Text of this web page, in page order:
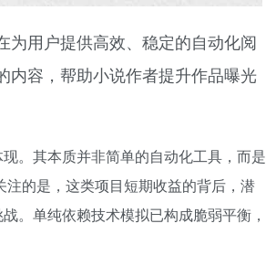
为用户提供高效、稳定的自动化阅
内容，帮助小说作者提升作品曝光
。其本质并非简单的自动化工具，而是
注的是，这类项目短期收益的背后，潜
。单纯依赖技术模拟已构成脆弱平衡，